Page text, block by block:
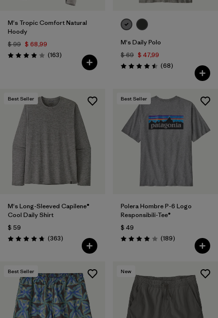
M's Tropic Comfort Natural
Hoody
$ 99 $ 68,99
Valoración: 3.9 / 5
(163Comentarios
)
M's Daily Polo
$ 69 $ 47,99
Valoración: 4.5 / 5
(68Comentarios
)
Best Seller
M's Long-Sleeved Capilene®
Cool Daily Shirt
$ 59
Valoración: 4.7 / 5
(363Comentarios
)
Best Seller
Polera Hombre P-6 Logo
Responsibili-Tee®
$ 49
Valoración: 4.0 / 5
(189Comentarios
)
Best Seller New